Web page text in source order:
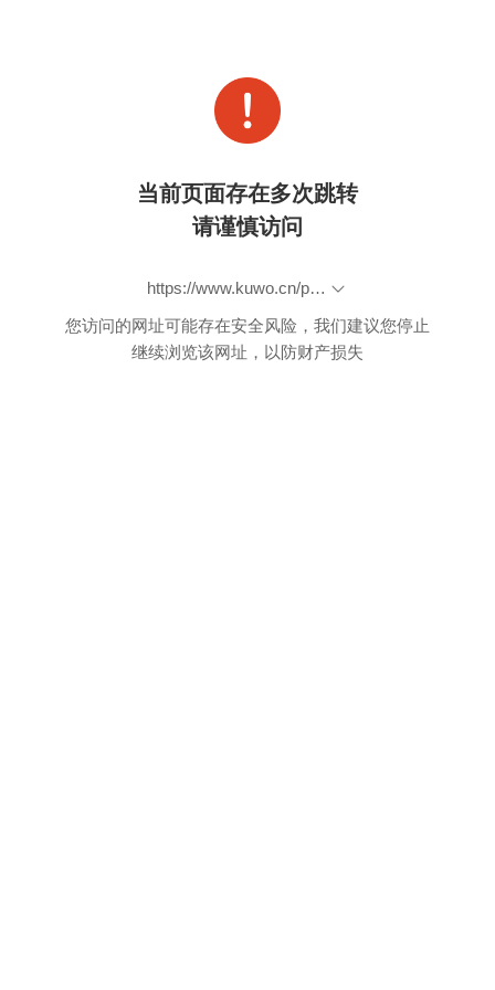
当前页面存在多次跳转
请谨慎访问
https://www.kuwo.cn/play_detail/560822752
您访问的网址可能存在安全风险，我们建议您停止
继续浏览该网址，以防财产损失